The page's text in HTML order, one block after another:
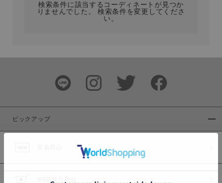
ブランド
検索条件に該当するコーディネートが見つか
りませんでした。 検索条件を変更してくださ
い。
ピックアップ